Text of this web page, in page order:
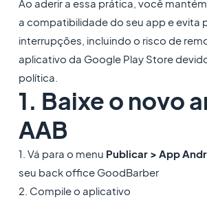
Ao aderir a essa prática, você
a compatibilidade do seu app e evita
interrupções, incluindo o risco de
aplicativo da Google Play Store
política.
1. Baixe o novo
AAB
1. Vá para o menu Publicar > App
seu back office GoodBarber
2. Compile o aplicativo